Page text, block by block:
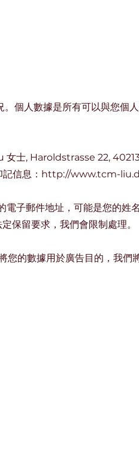
個人數據是所有可以與您個
女士, Haroldstrasse 22,
信息： http://www.tcm-
子郵件地址，可能是您的姓
保留要求，我們會限制處理。
的數據用於廣告目的，我們